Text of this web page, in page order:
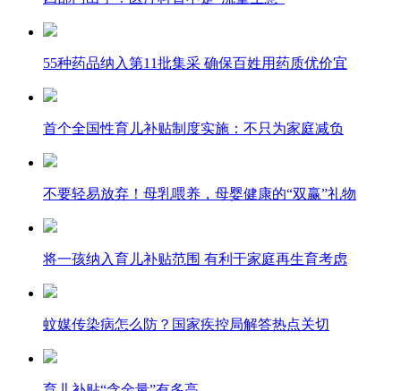
55种药品纳入第11批集采 确保百姓用药质优价宜
首个全国性育儿补贴制度实施：不只为家庭减负
不要轻易放弃！母乳喂养，母婴健康的“双赢”礼物
将一孩纳入育儿补贴范围 有利于家庭再生育考虑
蚊媒传染病怎么防？国家疾控局解答热点关切